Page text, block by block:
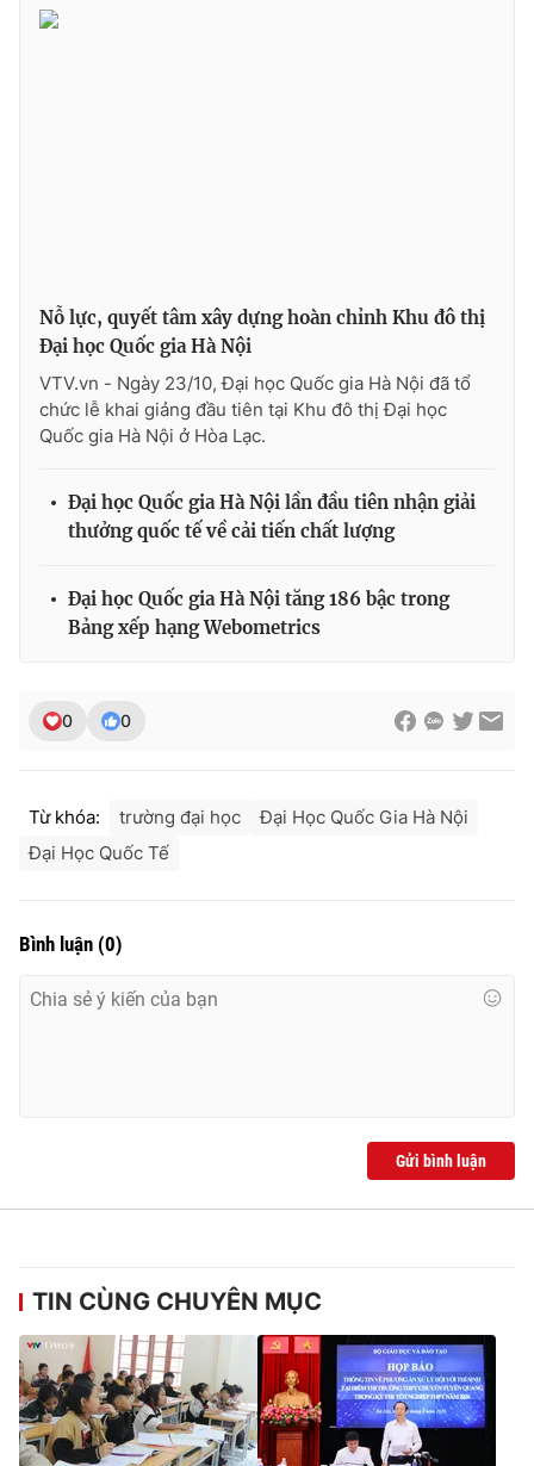
Ðiện thoại Thời báo VTV:
® Cấm sao chép dưới mọi hình thức nếu không có sự chấp
thuận bằng văn bản. Ghi rõ nguồn VTV.vn khi phát hành lại
Nỗ lực, quyết tâm xây dựng hoàn chỉnh Khu đô thị
Đại học Quốc gia Hà Nội
VTV.vn - Ngày 23/10, Đại học Quốc gia Hà Nội đã tổ
chức lễ khai giảng đầu tiên tại Khu đô thị Đại học
Quốc gia Hà Nội ở Hòa Lạc.
Đại học Quốc gia Hà Nội lần đầu tiên nhận giải
thưởng quốc tế về cải tiến chất lượng
Đại học Quốc gia Hà Nội tăng 186 bậc trong
Bảng xếp hạng Webometrics
0 0
Từ khóa: trường đại học
Đại Học Quốc Gia Hà Nội
Đại Học Quốc Tế
Bình luận (0)
Gửi bình luận
TIN CÙNG CHUYÊN MỤC